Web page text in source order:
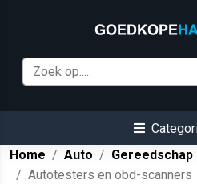
Home
Auto
Gereedschap
Autotesters en obd-scanners